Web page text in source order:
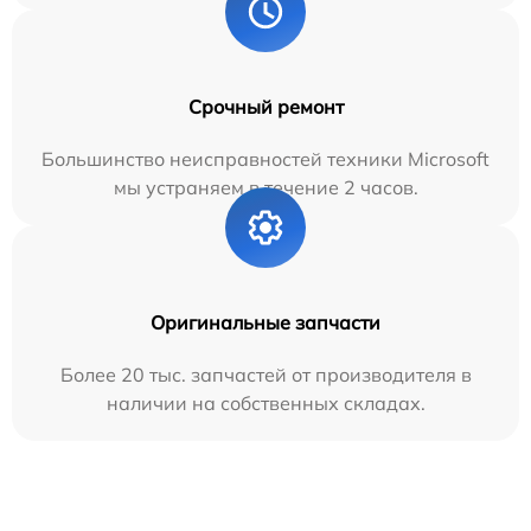
Срочный ремонт
Большинство неисправностей техники Microsoft
мы устраняем в течение 2 часов.
Оригинальные запчасти
Более 20 тыс. запчастей от производителя в
наличии на собственных складах.